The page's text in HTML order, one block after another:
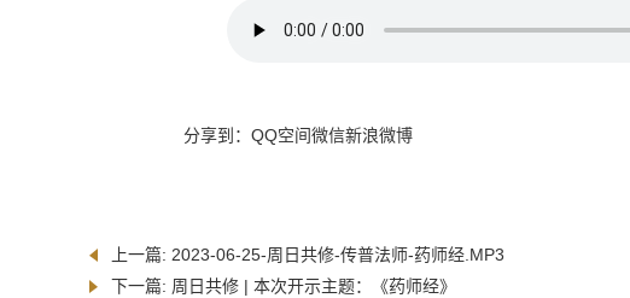
分享到： QQ空间微信新浪微博
上一篇: 2023-06-25-周日共修-传普法师-药师经.MP3
下一篇: 周日共修 | 本次开示主题：《药师经》